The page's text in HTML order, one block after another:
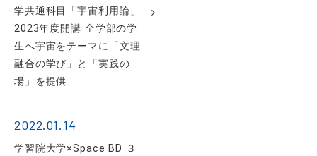
学共通科目「宇宙利用論」
2023年度開講 全学部の学
生へ宇宙をテーマに「文理
融合の学び」と「実践の
場」を提供
2022.01.14
学習院大学×Space BD ３